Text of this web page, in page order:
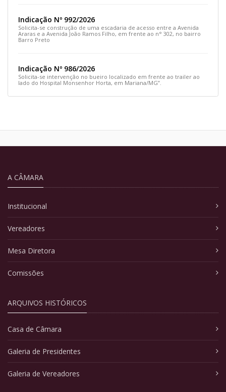
Indicação Nº 992/2026
Solicita-se construção de uma escadaria de acesso entre a Avenida
Araras e a Avenida João Ramos Filho, em frente ao n° 302, no bairro
Barro Preto
Indicação Nº 986/2026
Solicita-se intervenção no bueiro localizado em frente ao trailer ao
lado do Hospital Monsenhor Horta, em Mariana/MG”.
A CÂMARA
Institucional
Vereadores
Mesa Diretora
Comissões
ARQUIVOS HISTÓRICOS
Casa de Câmara
Galeria de Presidentes
Galeria de Vereadores